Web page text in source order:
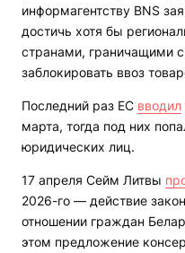
информагентству BNS
достичь хотя бы
странами, граничащими
заблокировать ввоз
Последний раз ЕС вводил
марта, тогда под них
юридических лиц.
17 апреля Сейм Литвы
2026-го — действие
отношении граждан
этом предложение